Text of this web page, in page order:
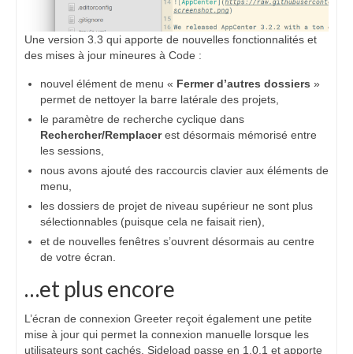
Une version 3.3 qui apporte de nouvelles fonctionnalités et
des mises à jour mineures à Code :
nouvel élément de menu « Fermer d’autres dossiers »
permet de nettoyer la barre latérale des projets,
le paramètre de recherche cyclique dans
Rechercher/Remplacerest désormais mémorisé entre
les sessions,
nous avons ajouté des raccourcis clavier aux éléments de
menu,
les dossiers de projet de niveau supérieur ne sont plus
sélectionnables (puisque cela ne faisait rien),
et de nouvelles fenêtres s’ouvrent désormais au centre
de votre écran.
…et plus encore
L’écran de connexion Greeter reçoit également une petite
mise à jour qui permet la connexion manuelle lorsque les
utilisateurs sont cachés. Sideload passe en 1.0.1 et apporte